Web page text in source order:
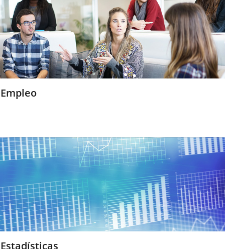
Empleo
Estadísticas